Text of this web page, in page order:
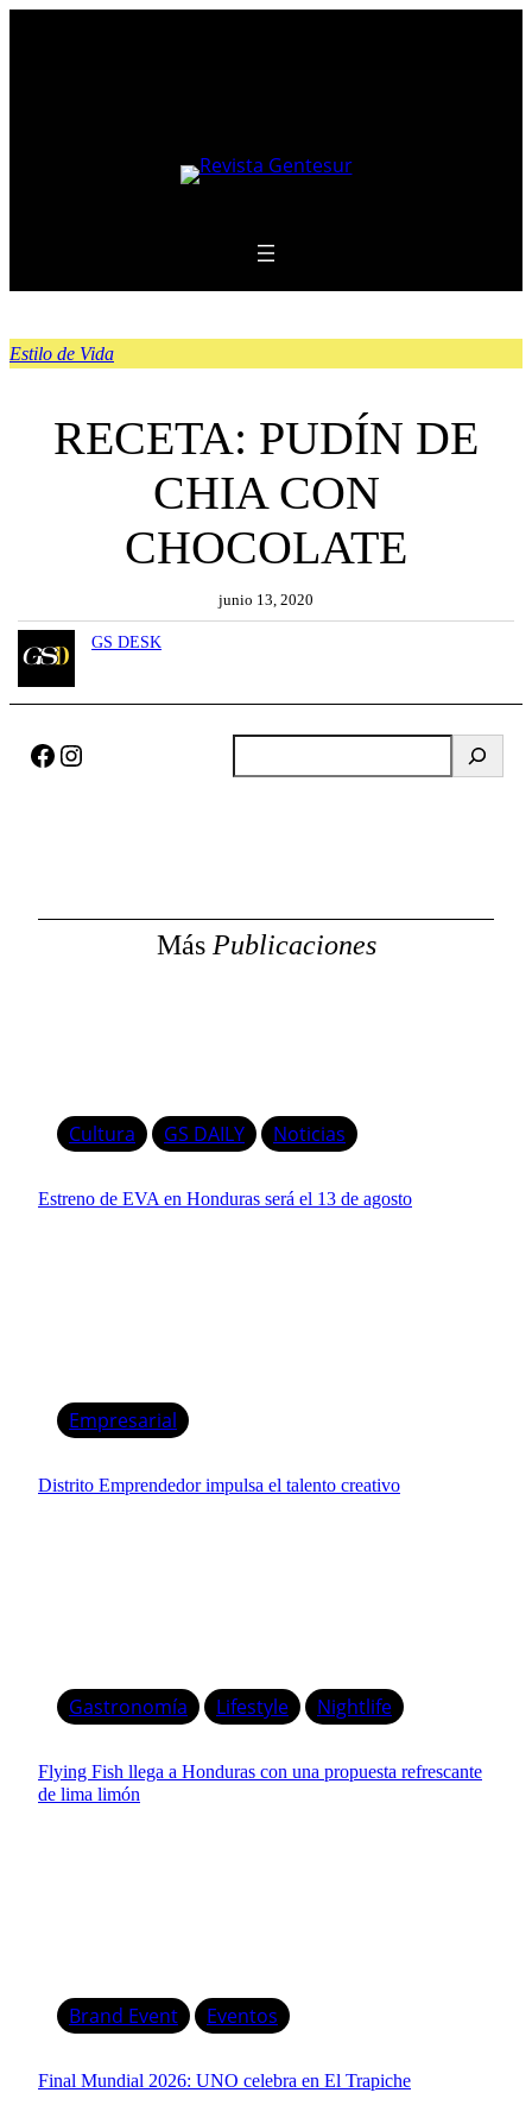
Estilo de Vida
RECETA: PUDÍN DE
CHIA CON
CHOCOLATE
junio 13, 2020
GS DESK
Facebook Instagram
u
MásPublicaciones
Cultura GS DAILY Noticias
Estreno de EVA en Honduras será el 13 de agosto
Empresarial
Distrito Emprendedor impulsa el talento creativo
Gastronomía Lifestyle Nightlife
Flying Fish llega a Honduras con una propuesta refrescante
de lima limón
Brand Event Eventos
Final Mundial 2026: UNO celebra en El Trapiche